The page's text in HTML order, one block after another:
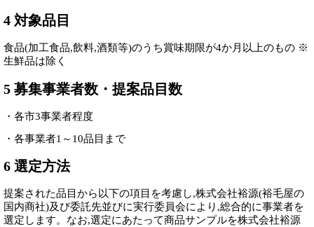
4 対象品目
食品(加工食品,飲料,酒類等)のうち賞味期限が4か月以上のもの ※
生鮮品は除く
5 募集事業者数・提案品目数
・各市3事業者程度
・各事業者1～10品目まで
6 選定方法
提案された品目から以下の項目を考慮し,株式会社裕源(裕毛屋の
国内商社)及び委託先並びに実行委員会により,総合的に事業者を
選定します。なお,選定にあたって商品サンプルを株式会社裕源